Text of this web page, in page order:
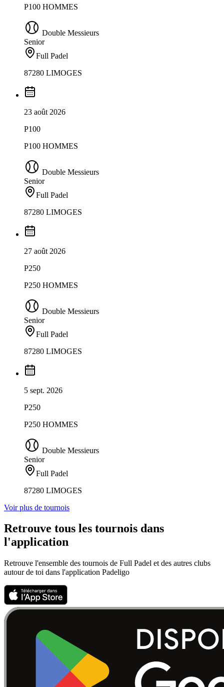
P100 HOMMES
Double Messieurs
Senior
Full Padel
87280 LIMOGES
23 août 2026
P100
P100 HOMMES
Double Messieurs
Senior
Full Padel
87280 LIMOGES
27 août 2026
P250
P250 HOMMES
Double Messieurs
Senior
Full Padel
87280 LIMOGES
5 sept. 2026
P250
P250 HOMMES
Double Messieurs
Senior
Full Padel
87280 LIMOGES
Voir plus de tournois
Retrouve tous les tournois dans
l'application
Retrouve l'ensemble des tournois de Full Padel et des autres clubs
autour de toi dans l'application Padeligo